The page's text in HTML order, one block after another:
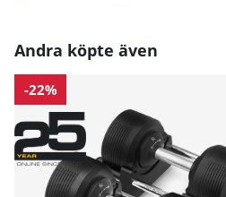
Andra köpte även
-22%